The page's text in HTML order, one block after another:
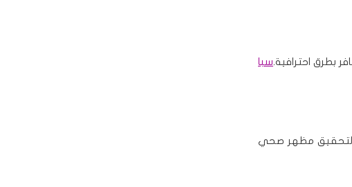
بطرق احترافية.سبا
لتحقيق مظهر صحي